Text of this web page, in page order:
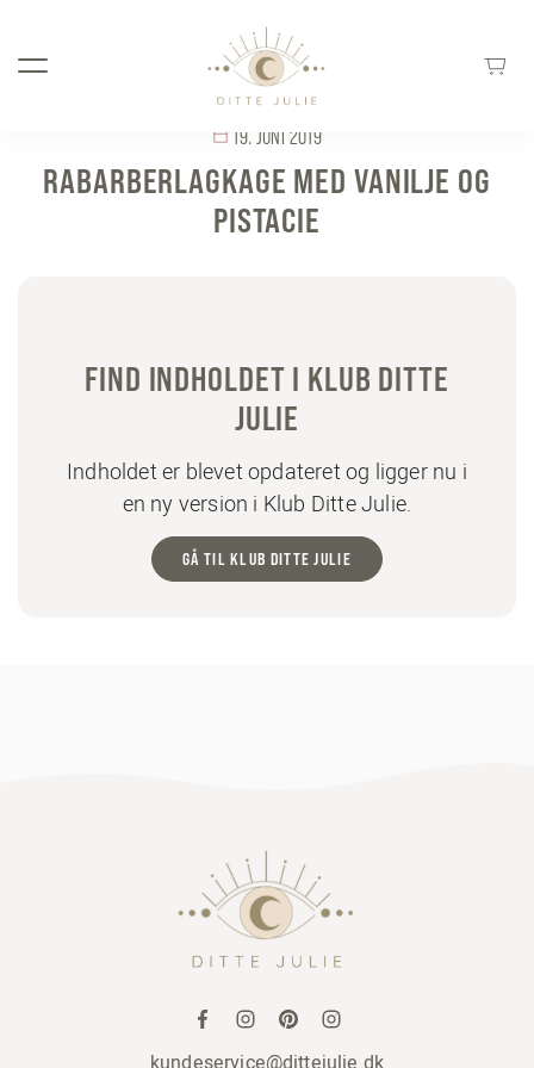
19. JUNI 2019
RABARBERLAGKAGE MED VANILJE OG
PISTACIE
FIND INDHOLDET I KLUB DITTE
JULIE
Indholdet er blevet opdateret og ligger nu i
en ny version i Klub Ditte Julie.
GÅ TIL KLUB DITTE JULIE
kundeservice@dittejulie.dk